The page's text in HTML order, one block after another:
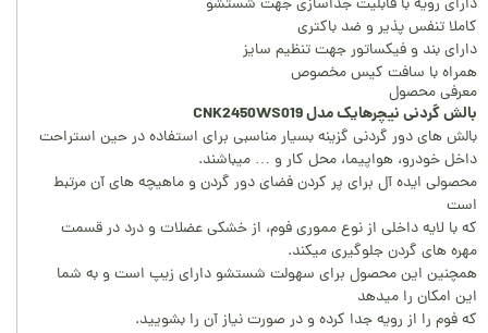
دارای رویه با قابلیت جداسازی جهت شستشو
کاملا تنفس پذیر و ضد باکتری
دارای بند و فیکساتور جهت تنظیم سایز
همراه با سافت کیس مخصوص
معرفی محصول
بالش گردنی نیچرهایک مدل CNK2450WS019
بالش های دور گردنی گزینه بسیار مناسبی برای استفاده در حین استراحت
داخل خودرو، هواپیما، محل کار و … میباشند.
محصولی ایده آل برای پر کردن فضای دور گردن و ماهیچه های آن مرتبط
است
که با لایه داخلی از نوع مموری فوم، از خشکی عضلات و درد در قسمت
مهره های گردن جلوگیری میکند.
همچنین این محصول برای سهولت شستشو دارای زیپ است و به شما
این امکان را میدهد
که فوم را از رویه جدا کرده و در صورت نیاز آن را بشویید.